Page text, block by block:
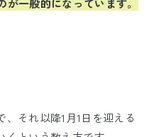
一般的になっています。
それ以降1月1日を迎える